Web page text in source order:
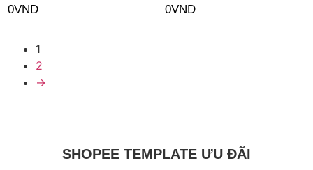
0VND 0VND
1
2
→
SHOPEE TEMPLATE ƯU ĐÃI